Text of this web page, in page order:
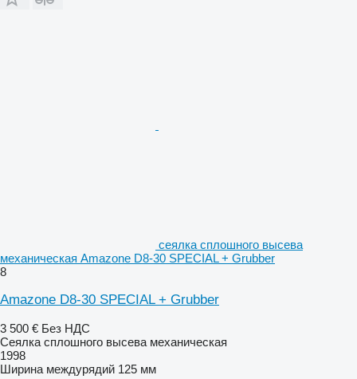
сеялка сплошного высева
механическая Amazone D8-30 SPECIAL + Grubber
8
Amazone D8-30 SPECIAL + Grubber
3 500 € Без НДС
Сеялка сплошного высева механическая
1998
Ширина междурядий 125 мм